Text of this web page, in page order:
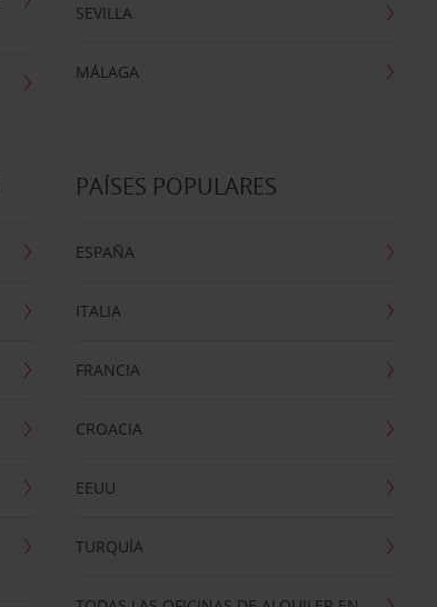
SEVILLA
MÁLAGA
PAÍSES POPULARES
ESPAÑA
ITALIA
FRANCIA
CROACIA
EEUU
TURQUÍA